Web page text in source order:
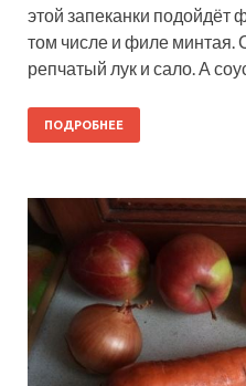
этой запеканки
том числе и филе минтая.
репчатый лук и сало. А
ПОДРОБНЕЕ